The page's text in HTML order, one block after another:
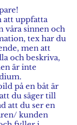
att uppfatta
våra sinnen och
tex har du
men att
och beskriva,
är inte
på en båt är
du säger till
att du ser en
kunden